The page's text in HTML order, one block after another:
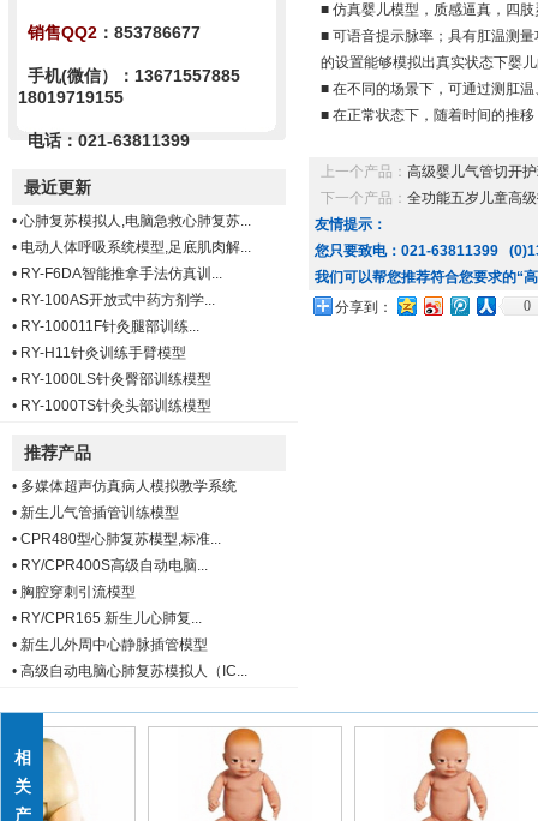
销售QQ2 ：853786677
手机(微信）：13671557885
18019719155
电话：021-63811399
最近更新
• 心肺复苏模拟人,电脑急救心肺复苏...
• 电动人体呼吸系统模型,足底肌肉解...
• RY-F6DA智能推拿手法仿真训...
• RY-100AS开放式中药方剂学...
• RY-100011F针灸腿部训练...
• RY-H11针灸训练手臂模型
• RY-1000LS针灸臀部训练模型
• RY-1000TS针灸头部训练模型
推荐产品
• 多媒体超声仿真病人模拟教学系统
• 新生儿气管插管训练模型
• CPR480型心肺复苏模型,标准...
• RY/CPR400S高级自动电脑...
• 胸腔穿刺引流模型
• RY/CPR165 新生儿心肺复...
• 新生儿外周中心静脉插管模型
• 高级自动电脑心肺复苏模拟人（IC...
■ 仿真婴儿模型，质感逼真，四
■ 可语音提示脉率；具有肛温测
的设置能够模拟出真实状态下婴
■ 在不同的场景下，可通过测肛
■ 在正常状态下，随着时间的推
上一个产品： 高级婴儿气管切开
下一个产品： 全功能五岁儿童高
友情提示：
您只要致电：021-63811399
我们可以帮您推荐符合您要求的“
分享到：
0
相
关
产